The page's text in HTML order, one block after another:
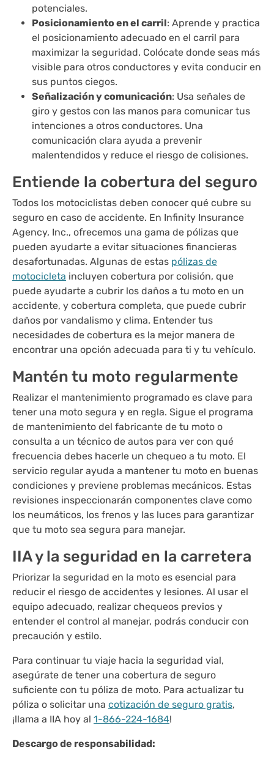
potenciales.
Posicionamiento en el carril: Aprende y practica
el posicionamiento adecuado en el carril para
maximizar la seguridad. Colócate donde seas más
visible para otros conductores y evita conducir en
sus puntos ciegos.
Señalización y comunicación: Usa señales de
giro y gestos con las manos para comunicar tus
intenciones a otros conductores. Una
comunicación clara ayuda a prevenir
malentendidos y reduce el riesgo de colisiones.
Entiende la cobertura del seguro
Todos los motociclistas deben conocer qué cubre su
seguro en caso de accidente. En Infinity Insurance
Agency, Inc., ofrecemos una gama de pólizas que
pueden ayudarte a evitar situaciones financieras
desafortunadas. Algunas de estas pólizas de
motocicleta incluyen cobertura por colisión, que
puede ayudarte a cubrir los daños a tu moto en un
accidente, y cobertura completa, que puede cubrir
daños por vandalismo y clima. Entender tus
necesidades de cobertura es la mejor manera de
encontrar una opción adecuada para ti y tu vehículo.
Mantén tu moto regularmente
Realizar el mantenimiento programado es clave para
tener una moto segura y en regla. Sigue el programa
de mantenimiento del fabricante de tu moto o
consulta a un técnico de autos para ver con qué
frecuencia debes hacerle un chequeo a tu moto. El
servicio regular ayuda a mantener tu moto en buenas
condiciones y previene problemas mecánicos. Estas
revisiones inspeccionarán componentes clave como
los neumáticos, los frenos y las luces para garantizar
que tu moto sea segura para manejar.
IIA y la seguridad en la carretera
Priorizar la seguridad en la moto es esencial para
reducir el riesgo de accidentes y lesiones. Al usar el
equipo adecuado, realizar chequeos previos y
entender el control al manejar, podrás conducir con
precaución y estilo.
Para continuar tu viaje hacia la seguridad vial,
asegúrate de tener una cobertura de seguro
suficiente con tu póliza de moto. Para actualizar tu
póliza o solicitar una cotización de seguro gratis,
¡llama a IIA hoy al 1-866-224-1684!
Descargo de responsabilidad: